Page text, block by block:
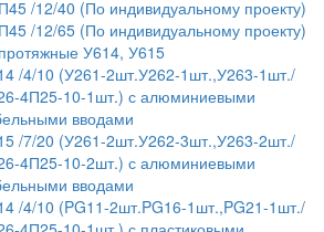
/12/40 (По индивидуальному проекту)
/12/65 (По индивидуальному проекту)
У614, У615
/4/10 (У261-2шт.У262-1шт.,У263-1шт./
4П25-10-1шт.) с алюминиевыми
вводами
/7/20 (У261-2шт.У262-3шт.,У263-2шт./
4П25-10-2шт.) с алюминиевыми
вводами
/4/10 (PG11-2шт.PG16-1шт.,PG21-1шт./